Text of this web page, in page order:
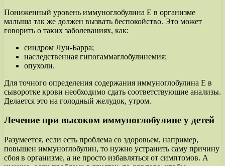
Пониженный уровень иммуноглобулина Е в организме
малыша так же должен вызвать беспокойство. Это может
говорить о таких заболеваниях, как:
синдром Луи-Барра;
наследственная гипогаммаглобулинемия;
опухоли.
Для точного определения содержания иммуноглобулина Е в
сыворотке крови необходимо сдать соответствующие анализы.
Делается это на голодный желудок, утром.
Лечение при высоком иммуноглобулине у детей
Разумеется, если есть проблема со здоровьем, например,
повышен иммуноглобулин, то нужно устранить саму причину
сбоя в организме, а не просто избавляться от симптомов. А